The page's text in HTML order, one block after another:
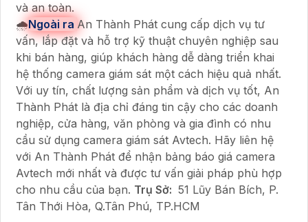
và an toàn.
🌧️Ngoài ra An Thành Phát cung cấp dịch vụ tư
vấn, lắp đặt và hỗ trợ kỹ thuật chuyên nghiệp sau
khi bán hàng, giúp khách hàng dễ dàng triển khai
hệ thống camera giám sát một cách hiệu quả nhất.
Với uy tín, chất lượng sản phẩm và dịch vụ tốt, An
Thành Phát là địa chỉ đáng tin cậy cho các doanh
nghiệp, cửa hàng, văn phòng và gia đình có nhu
cầu sử dụng camera giám sát Avtech. Hãy liên hệ
với An Thành Phát để nhận bảng báo giá camera
Avtech mới nhất và được tư vấn giải pháp phù hợp
cho nhu cầu của bạn. Trụ Sở: 51 Lũy Bán Bích, P.
Tân Thới Hòa, Q.Tân Phú, TP.HCM